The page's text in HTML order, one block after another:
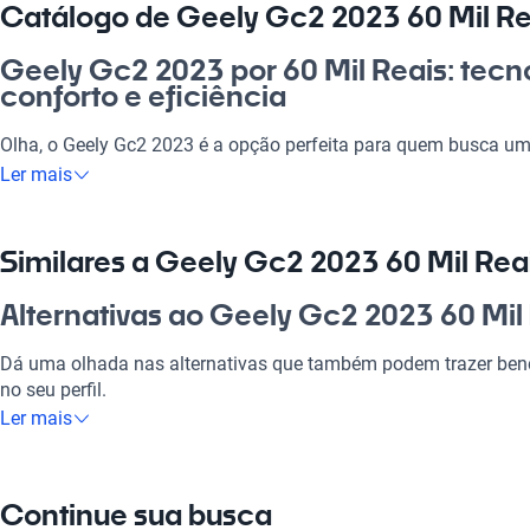
Catálogo de Geely Gc2 2023 60 Mil
Geely Gc2 2023 por 60 Mil Reais:
conforto e eficiência
Olha, o Geely Gc2 2023 é a opção perfeita para quem busca
e qualidade. Para ir trabalhar ou para aquele rolê com a galera,
especialmente com as opções de financiamento que facilitam
Por que escolher Geely Gc2 2023 60
Desfrute da melhor tecnologia com Tecnologia moderna,
experiência conectada e confortável.
Opções comoGeely EC7,Chevrolet S10
Ler mais
Similares a Geely Gc2 2023 60 Mil
Alternativas ao Geely Gc2 2023 60 Mil
Dá uma olhada nas alternativas que também podem trazer
no seu perfil.
Ler mais
Continue sua busca